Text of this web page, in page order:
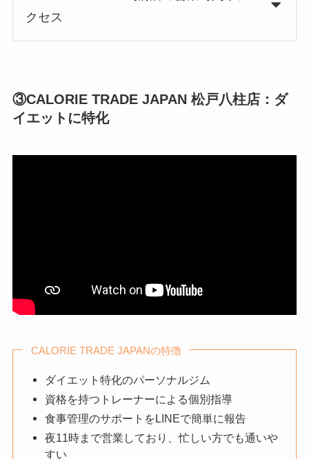
クセス
③CALORIE TRADE JAPAN 松戸八柱店：ダ
イエットに特化
CALORIE TRADE JAPANの特徴
ダイエット特化のパーソナルジム
資格を持つトレーナーによる個別指導
食事管理のサポートをLINEで簡単に報告
夜11時まで営業しており、忙しい方でも通いや
すい